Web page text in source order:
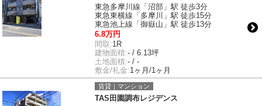
東急多摩川線「沼部」駅 徒歩3分
東急東横線「多摩川」駅 徒歩15分
東急池上線「御嶽山」駅 徒歩13分
6.8万円
間取:1R
建物面積:- / 6.13坪
土地面積:- / -
敷金/礼金:1ヶ月/1ヶ月
賃貸｜マンション
TAS田園調布レジデンス